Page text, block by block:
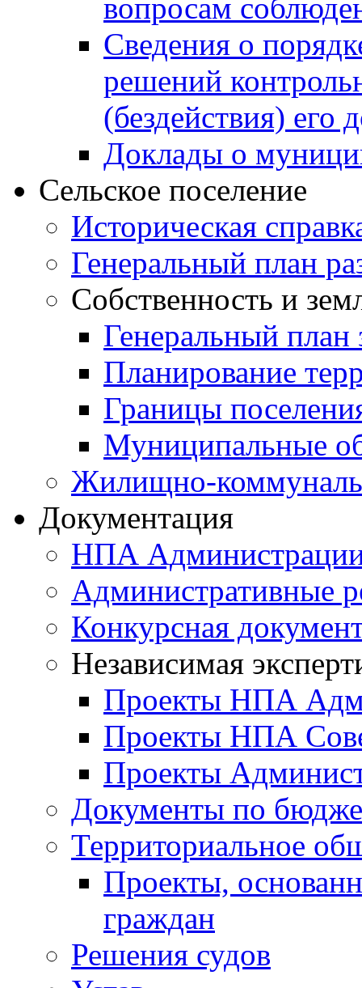
вопросам
Сведения о
решений
(бездействия)
Доклады о
Сельское поселение
Историческая
Генеральный план
Собственность и
Генеральный план
Планирование
Границы
Муниципальные
Жилищно-
Документация
НПА
Административные
Конкурсная
Независимая
Проекты НПА
Проекты НПА
Проекты
Документы по
Территориальное
Проекты,
граждан
Решения судов